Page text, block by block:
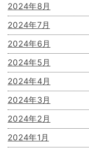
2024年8月
2024年7月
2024年6月
2024年5月
2024年4月
2024年3月
2024年2月
2024年1月